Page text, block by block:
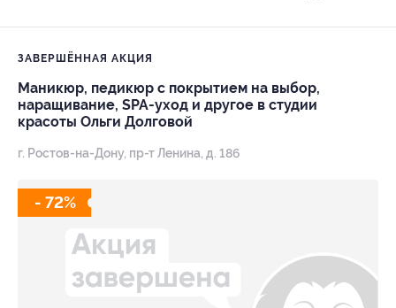
ЗАВЕРШЁННАЯ АКЦИЯ
Маникюр, педикюр с покрытием на выбор,
наращивание, SPA-уход и другое в студии
красоты Ольги Долговой
г. Ростов-на-Дону, пр-т Ленина, д. 186
- 72%